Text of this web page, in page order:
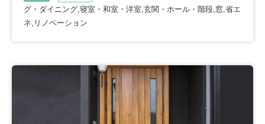
グ・ダイニング,寝室・和室・洋室,玄関・ホール・階段,窓,省エ
ネ,リノベーション